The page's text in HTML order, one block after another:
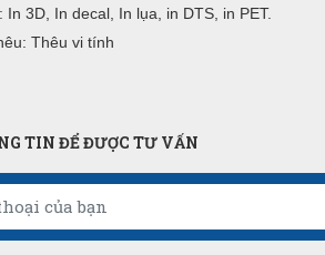
In 3D, In decal, In lụa, in DTS, in PET.
Thêu vi tính
TIN ĐỂ ĐƯỢC TƯ VẤN